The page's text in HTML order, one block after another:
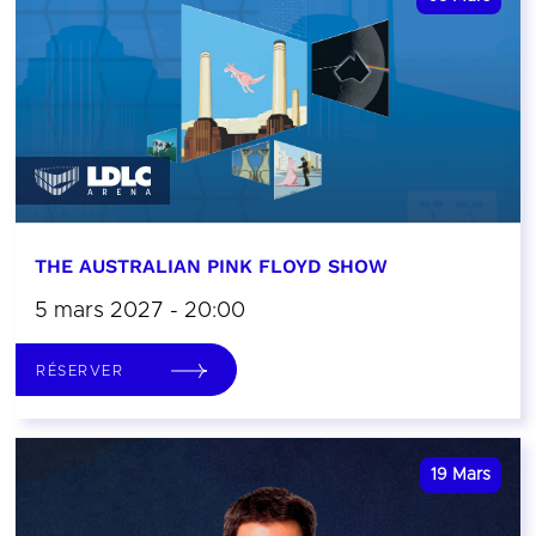
THE AUSTRALIAN PINK FLOYD SHOW
5 mars 2027 - 20:00
RÉSERVER
19 Mars